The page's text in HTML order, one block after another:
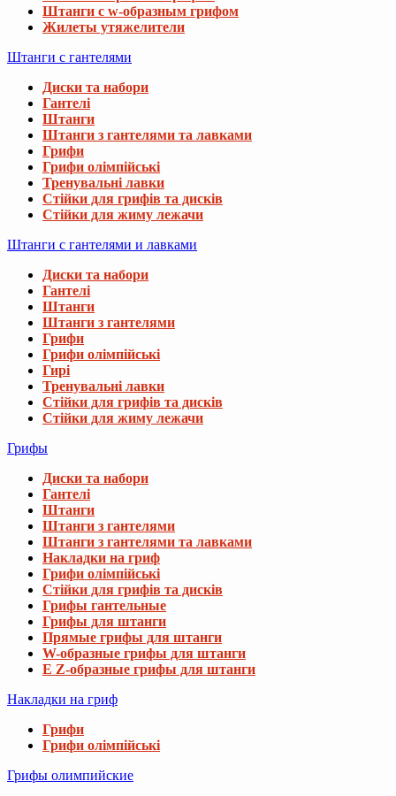
Штанги с w-образным грифом
Жилеты утяжелители
Штанги с гантелями
Диски та набори
Гантелі
Штанги
Штанги з гантелями та лавками
Грифи
Грифи олімпійські
Тренувальні лавки
Стійки для грифів та дисків
Стійки для жиму лежачи
Штанги с гантелями и лавками
Диски та набори
Гантелі
Штанги
Штанги з гантелями
Грифи
Грифи олімпійські
Гирі
Тренувальні лавки
Стійки для грифів та дисків
Стійки для жиму лежачи
Грифы
Диски та набори
Гантелі
Штанги
Штанги з гантелями
Штанги з гантелями та лавками
Накладки на гриф
Грифи олімпійські
Стійки для грифів та дисків
Грифы гантельные
Грифы для штанги
Прямые грифы для штанги
W-образные грифы для штанги
E Z-образные грифы для штанги
Накладки на гриф
Грифи
Грифи олімпійські
Грифы олимпийские